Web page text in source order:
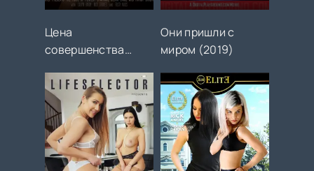
Цена
совершенства
Они пришли с
миром (2019)